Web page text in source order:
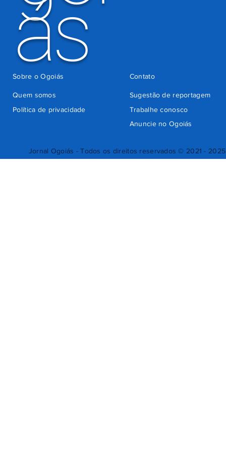
Jornal Ogoiás - Todos os direitos reservados © 2021 - 2025
ás
Quem somos
Sugestão de reportagem
Trabalhe conosco
Política de privacidade
Anuncie no Ogoiás
Contato
Sobre o Ogoiás